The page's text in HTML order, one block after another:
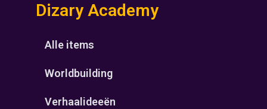
Dizary Academy
Alle items
Worldbuilding
Verhaalideeën